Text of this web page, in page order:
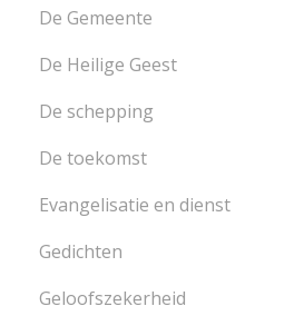
De Gemeente
De Heilige Geest
De schepping
De toekomst
Evangelisatie en dienst
Gedichten
Geloofszekerheid